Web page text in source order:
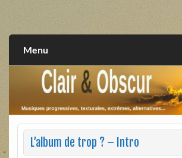
extrêmes, alternatives, texturales
Menu
L’album de trop ? – Intro